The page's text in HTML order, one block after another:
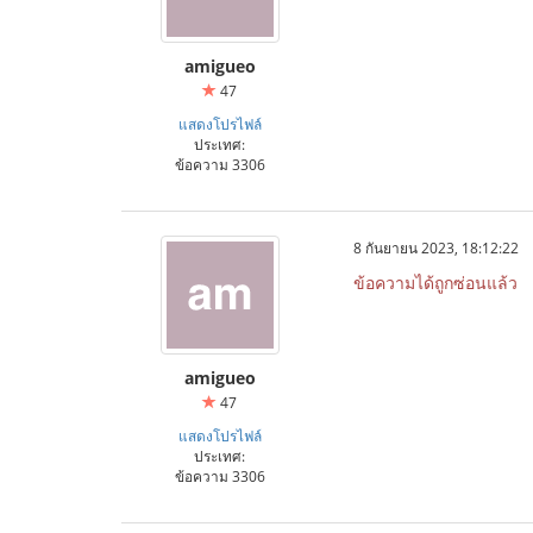
amigueo
47
แสดงโปรไฟล์
ประเทศ:
ข้อความ 3306
amigueo
47
แสดงโปรไฟล์
ประเทศ:
ข้อความ 3306
8 กันยายน 2023, 18:12:22
ข้อความได้ถูกซ่อนแล้ว